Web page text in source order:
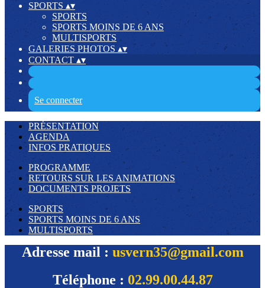
SPORTS ▴▾
SPORTS
SPORTS MOINS DE 6 ANS
MULTISPORTS
GALERIES PHOTOS ▴▾
CONTACT ▴▾
Se connecter
PRÉSENTATION
AGENDA
INFOS PRATIQUES
PROGRAMME
RETOURS SUR LES ANIMATIONS
DOCUMENTS PROJETS
SPORTS
SPORTS MOINS DE 6 ANS
MULTISPORTS
Adresse mail : usvern35@gmail.com
Téléphone : 02.99.00.44.87